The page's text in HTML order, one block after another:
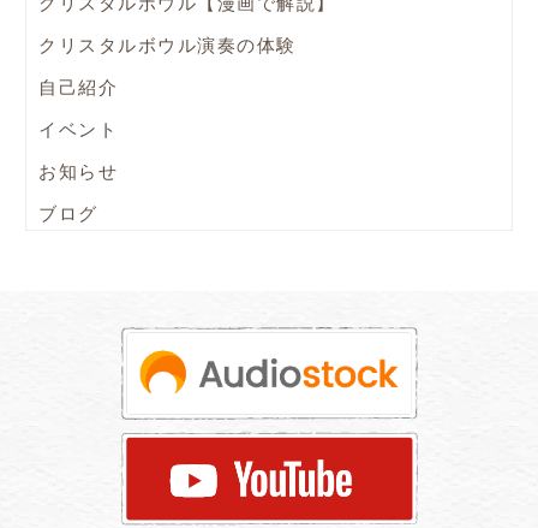
クリスタルボウル演奏の体験
自己紹介
イベント
お知らせ
ブログ